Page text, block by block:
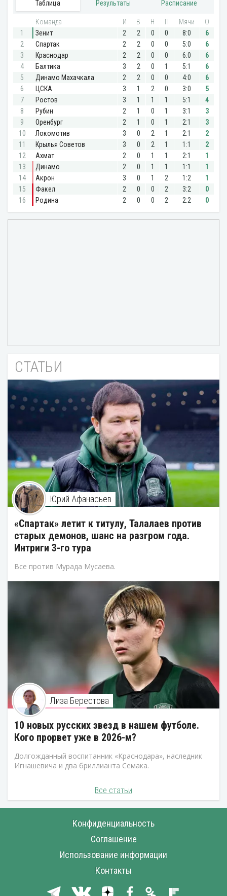
СТАТЬИ
Юрий Афанасьев
«Спартак» летит к титулу, Талалаев против
старых демонов, шанс на разгром года.
Интриги 3-го тура
Все против Мурада Мусаева.
Лиза Берестова
10 новых русских звезд в нашем футболе.
Кого прорвет уже в 2026-м?
Долгожданный воспитанник «Краснодара», наследник
Игнашевича и два бриллианта Семака.
Все статьи
Конфиденциальность
Соглашение
Использование информации
Контакты